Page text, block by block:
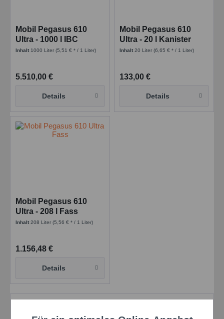
Mobil Pegasus 610
Ultra - 1000 l IBC
Inhalt 1000 Liter(5,51 € * / 1 Liter)
5.510,00 €
Details
Mobil Pegasus 610
Ultra - 20 l Kanister
Inhalt20 Liter(6,65 € * / 1 Liter)
133,00 €
Details
Mobil Pegasus 610
Ultra - 208 l Fass
Inhalt208 Liter(5,56 € * / 1 Liter)
1.156,48 €
Details